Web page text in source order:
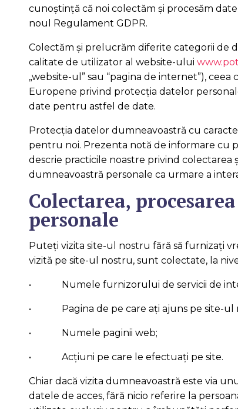
cunoștință că noi colectăm şi procesăm
noul Regulament GDPR.
Colectăm și prelucrăm diferite categorii de
calitate de utilizator al website-ului
„website-ul” sau “pagina de internet”),
Europene privind protecția datelor
date pentru astfel de date.
Protecţia datelor dumneavoastră cu
pentru noi. Prezenta notă de informare cu
descrie practicile noastre privind colectarea
dumneavoastră personale ca urmare a
Colectarea,
personale
Puteți vizita site-ul nostru fără să furnizați
vizită pe site-ul nostru, sunt colectate, la
• Numele furnizorului de servicii de
• Pagina de pe care ați ajuns pe site-ul
• Numele paginii web;
• Acțiuni pe care le efectuați pe site.
Chiar dacă vizita dumneavoastră este via
datele de acces, fără nicio referire la